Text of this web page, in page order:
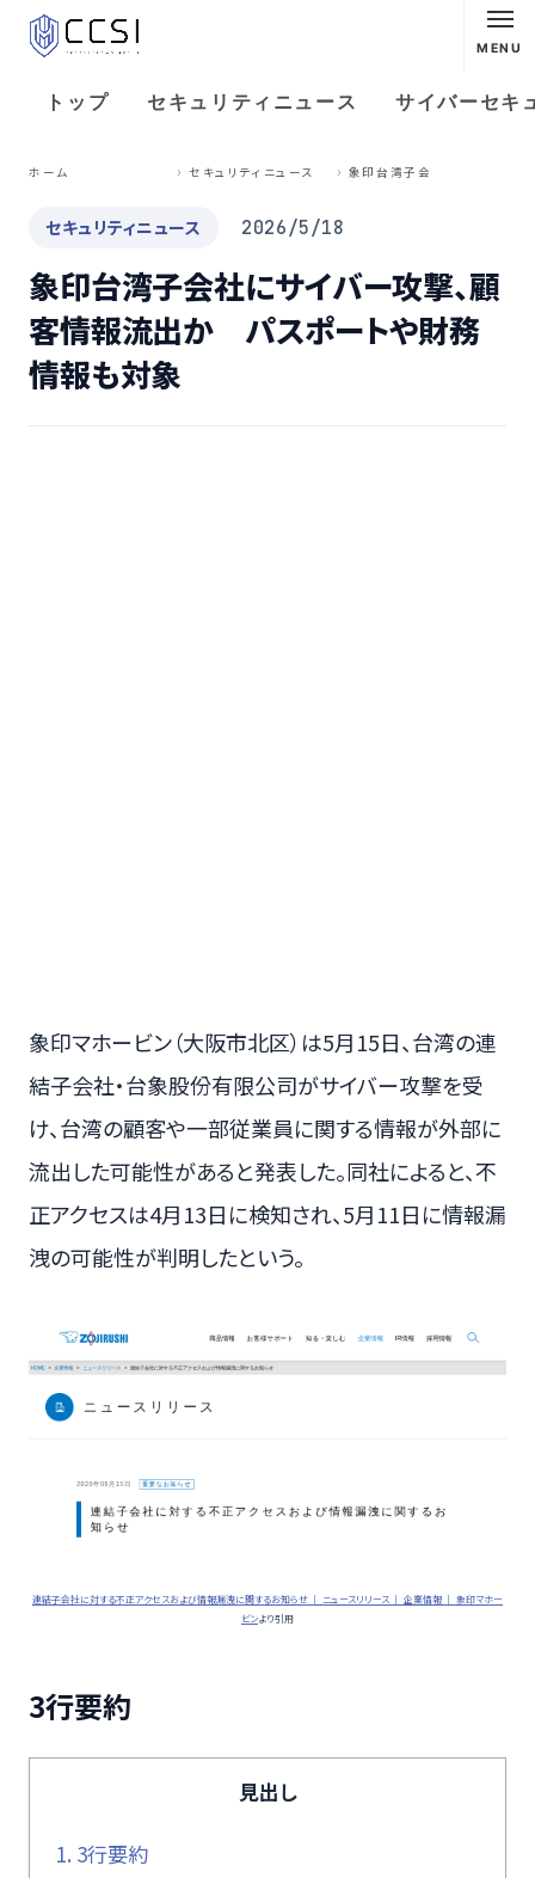
MENU
トップ セキュリティニュース サイバーセキ
ホーム セキュリティニュース
セキュリティニュース 2026/5/18
象印台湾子会社にサイバー攻撃、顧
客情報流出か パスポートや財務
情報も対象
象印マホービン（大阪市北区）は5月15日、台湾の連
結子会社・台象股份有限公司がサイバー攻撃を受
け、台湾の顧客や一部従業員に関する情報が外部に
流出した可能性があると発表した。同社によると、不
正アクセスは4月13日に検知され、5月11日に情報漏
洩の可能性が判明したという。
連結子会社に対する不正アクセスおよび情報漏洩に関するお知らせ ｜ ニュースリリース ｜ 企業情報 ｜ 象印マホー
ビンより引用
3行要約
見出し
1. 3行要約